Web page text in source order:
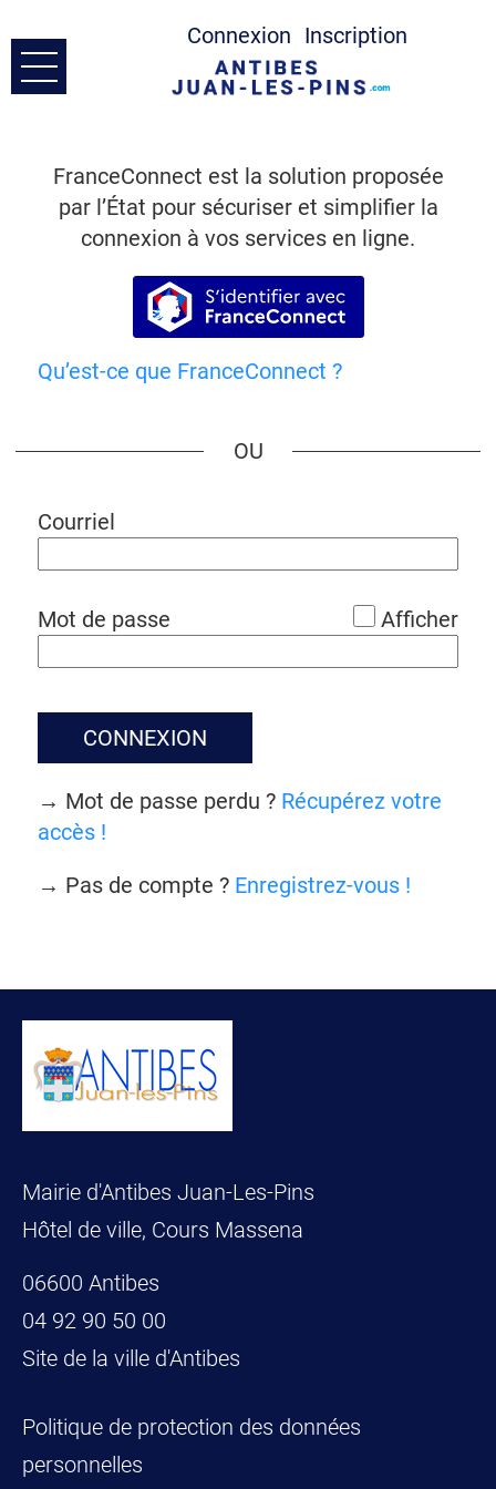
Connexion Inscription
Ouvrir le menu
Prendre Contact
Mon compte
FranceConnect est la solution proposée
par l’État pour sécuriser et simplifier la
connexion à vos services en ligne.
S’identifier avec
Qu’est-ce que FranceConnect ?
Courriel
Mot de passe Afficher
CONNEXION
→ Mot de passe perdu ? Récupérez votre
accès !
→ Pas de compte ? Enregistrez-vous !
Mairie d'Antibes Juan-Les-Pins
Hôtel de ville, Cours Massena
06600 Antibes
04 92 90 50 00
Site de la ville d'Antibes
Politique de protection des données
personnelles